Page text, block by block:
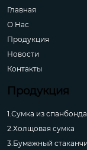
Главная
О Hас
Продукция
Новости
Контакты
Продукция
1.Сумка из спанбонда
2.Холщовая сумка
3.Бумажный